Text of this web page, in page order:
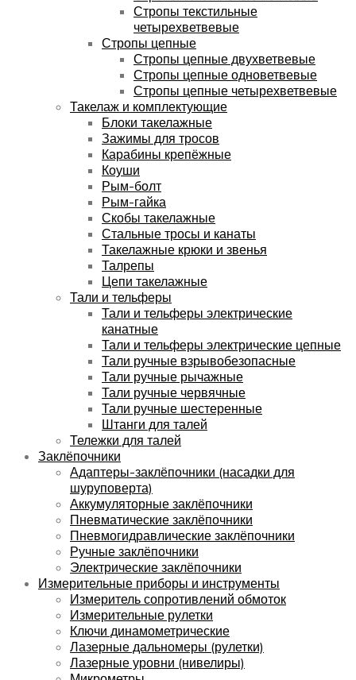
Стропы текстильные
четырехветвевые
Стропы цепные
Стропы цепные двухветвевые
Стропы цепные одноветвевые
Стропы цепные четырехветвевые
Такелаж и комплектующие
Блоки такелажные
Зажимы для тросов
Карабины крепёжные
Коуши
Рым-болт
Рым-гайка
Скобы такелажные
Стальные тросы и канаты
Такелажные крюки и звенья
Талрепы
Цепи такелажные
Тали и тельферы
Тали и тельферы электрические
канатные
Тали и тельферы электрические цепные
Тали ручные взрывобезопасные
Тали ручные рычажные
Тали ручные червячные
Тали ручные шестеренные
Штанги для талей
Тележки для талей
Заклёпочники
Адаптеры-заклёпочники (насадки для
шуруповерта)
Аккумуляторные заклёпочники
Пневматические заклёпочники
Пневмогидравлические заклёпочники
Ручные заклёпочники
Электрические заклёпочники
Измерительные приборы и инструменты
Измеритель сопротивлений обмоток
Измерительные рулетки
Ключи динамометрические
Лазерные дальномеры (рулетки)
Лазерные уровни (нивелиры)